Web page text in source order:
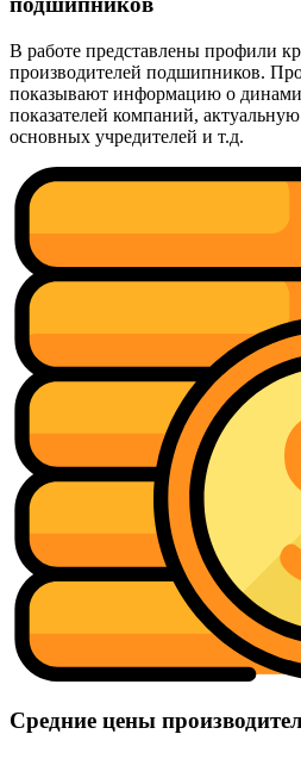
В работе представлены профили
производителей подшипников.
показывают информацию о
показателей компаний,
основных учредителей и т.д.
Средние цены